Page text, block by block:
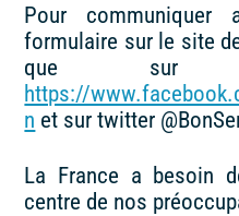
Pour
formulaire sur le site
que sur
https://
n et sur twitter
La France a besoin
centre de nos